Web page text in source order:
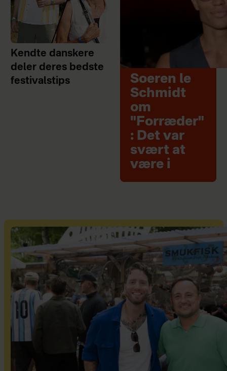
Kendte danskere
deler deres bedste
festivalstips
Soeren le
Schmidt
om
"Forræder"
: Det var
svært at
være i